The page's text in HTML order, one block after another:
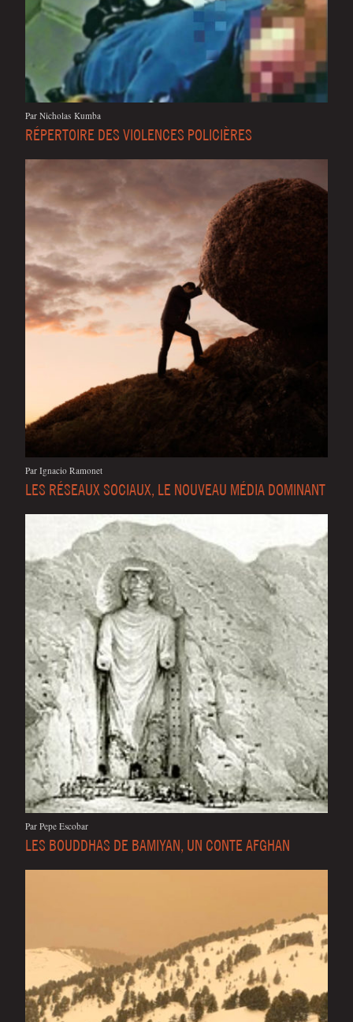
Par Nicho­las Kumba
RÉPERTOIRE DES VIOLENCES POLICIÈRES
Par Igna­cio Ramonet
LES RÉSEAUX SOCIAUX, LE NOUVEAU MÉDIA DOMINANT
Par Pepe Esco­bar
LES BOUDDHAS DE BAMIYAN, UN CONTE AFGHAN